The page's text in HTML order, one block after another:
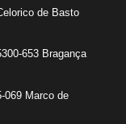
de Basto
653 Bragança
069 Marco de